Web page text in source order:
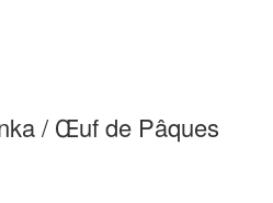
/ Œuf de Pâques